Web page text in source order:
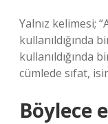
Yalnız kelimesi;
kullanıldığında
kullanıldığında
cümlede sıfat,
Böylece